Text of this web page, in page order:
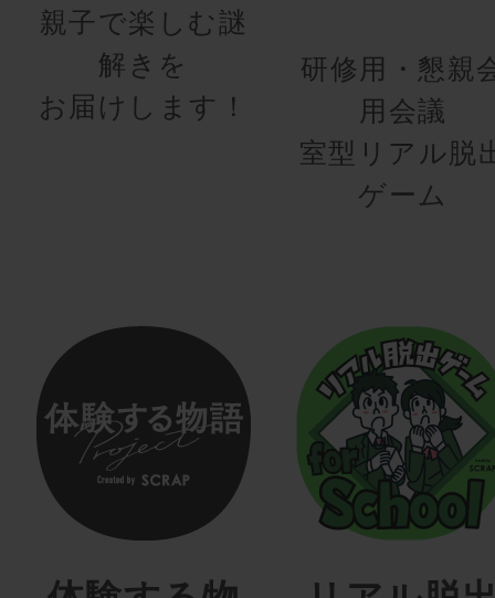
親子で楽しむ謎
解きを
お届けします！
研修用・懇親
用会議
室型リアル脱
ゲーム